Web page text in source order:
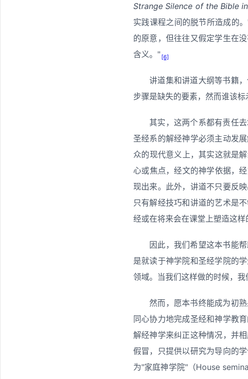
Strange Silence of the Bible
实践课程之间的脱节所造成的
的原意，但往往又假定学生在
含义。" [6]
讲道集和讲道大纲等书籍
步骤是缺失的要素，然而谁该
其实，这两个系都有责任
圣经系的解经神学必须主动发
众的现代意义上，其实这就是
心或焦点，经文的神学依据，
现出来。此外，讲道不只要反
只有解经技巧和讲道的艺术是
经或在将来会在课堂上塑造这样
因此，我们希望这本书能
是就读于神学院和圣经学院的
领域。当我们这样做的时候，
然而，愿本书终能成为初
同心协力地完成圣经和神学教
解经神学来纠正这种情况，并
假冒，只提供以研究为导向的
为"家庭神学院"（House